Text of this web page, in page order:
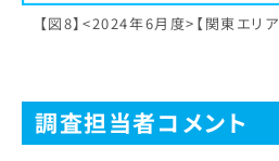
【図8】<2024年6月度>【関東エリ
調査担当者コメント